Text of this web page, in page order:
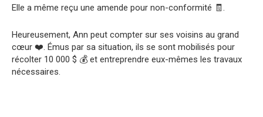
Elle a même reçu une amende pour non-conformité 🧾.
Heureusement, Ann peut compter sur ses voisins au grand
cœur ❤️. Émus par sa situation, ils se sont mobilisés pour
récolter 10 000 $ 💰 et entreprendre eux-mêmes les travaux
nécessaires.